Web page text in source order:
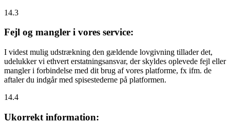
14.3
Fejl og mangler i vores service:
I videst mulig udstrækning den gældende lovgivning tillader det,
udelukker vi ethvert erstatningsansvar, der skyldes oplevede fejl eller
mangler i forbindelse med dit brug af vores platforme, fx ifm. de
aftaler du indgår med spisestederne på platformen.
14.4
Ukorrekt information: